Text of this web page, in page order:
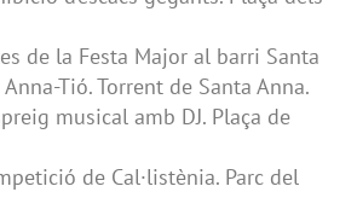
de la Festa Major al barri Santa
Tió. Torrent de Santa Anna.
musical amb DJ. Plaça de
de Cal·listènia. Parc del